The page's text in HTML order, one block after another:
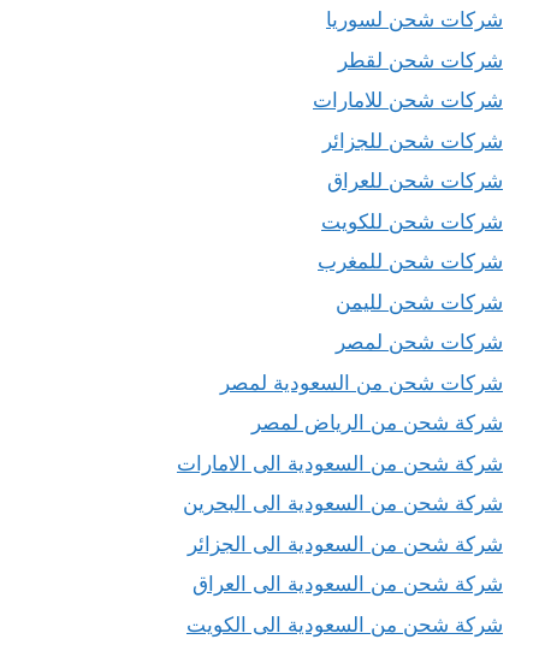
شركات شحن لسوريا
شركات شحن لقطر
شركات شحن للامارات
شركات شحن للجزائر
شركات شحن للعراق
شركات شحن للكويت
شركات شحن للمغرب
شركات شحن لليمن
شركات شحن لمصر
شركات شحن من السعودية لمصر
شركة شحن من الرياض لمصر
شركة شحن من السعودية الى الامارات
شركة شحن من السعودية الى البحرين
شركة شحن من السعودية الى الجزائر
شركة شحن من السعودية الى العراق
شركة شحن من السعودية الى الكويت